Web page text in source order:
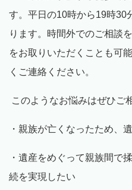
す。平日の10時から19時30
ります。時間外でのご相談
をお取りいただくことも可
くご連絡ください。
このようなお悩みはぜひご
・親族が亡くなったため、
・遺産をめぐって親族間で
続を実現したい